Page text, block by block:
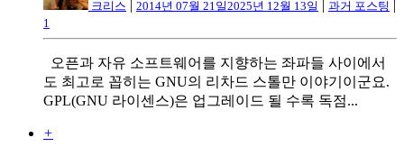
크리스 | 2014년 07월 21일2025년 12월 13일 | 과거 포스팅 |
1
오픈과 자유 소프트웨어를 지향하는 좌파들 사이에서
도 최고로 꼽히는 GNU의 리차드 스톨만 이야기이군요.
GPL(GNU 라이센스)은 업그레이드 될 수록 독점...
+